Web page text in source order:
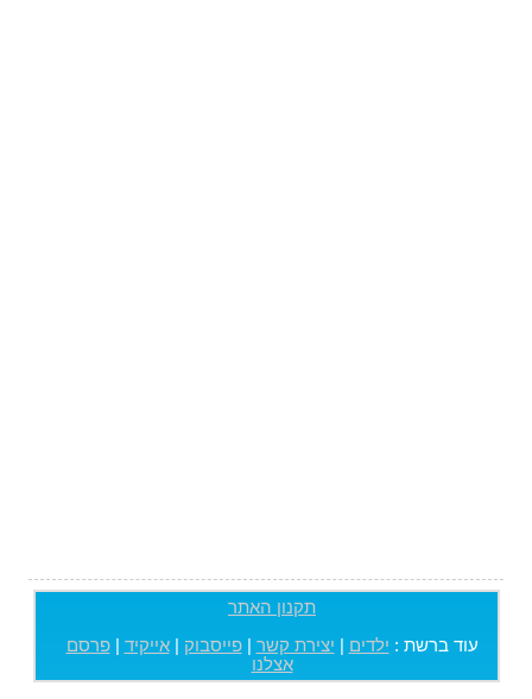
תקנון האתר
עוד ברשת : ילדים יצירת קשר |פייסבוק |אייקיד |פרסם
אצלנו